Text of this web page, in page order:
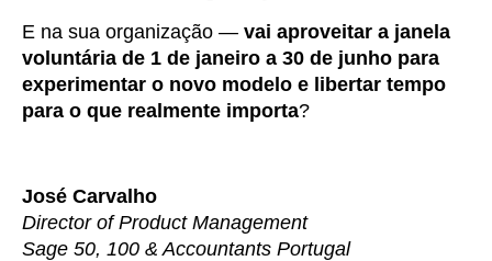
E na sua organização — vai aproveitar a janela
voluntária de 1 de janeiro a 30 de junho para
experimentar o novo modelo e libertar tempo
para o que realmente importa?
José Carvalho
Director of Product Management
Sage 50, 100 & Accountants Portugal